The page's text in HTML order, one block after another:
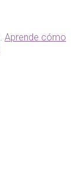
Aprende cómo